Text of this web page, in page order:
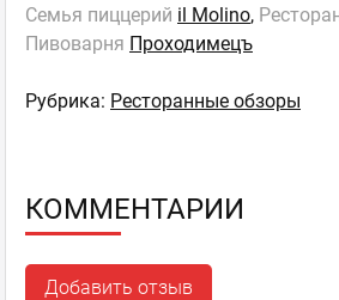
Семья пиццерий il Molino,
Пивоварня Проходимецъ
Рубрика: Ресторанные обзоры
КОММЕНТАРИИ
Добавить отзыв